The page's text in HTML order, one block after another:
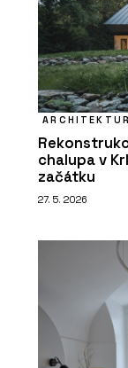
chalupa v
začátku
27. 5. 2026